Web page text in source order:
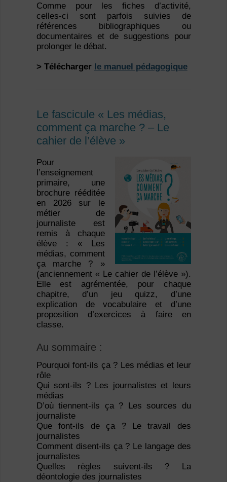
Comme pour les fiches d’activité,
celles-ci sont parfois suivies de
références bibliographiques ou
documentaires et de suggestions pour
prolonger le débat.
> Télécharger le manuel pédagogique
Le fascicule « Les médias,
comment ça marche ? – Le
cahier de l’élève »
Pour
l’enseignement
primaire, une
brochure rééditée
en 2026 sur le
métier de
journaliste est
remis à chaque
élève : « Les
médias, comment
ça marche ? »
(anciennement « Le cahier de l’élève »).
Elle est agrémentée, pour chaque
chapitre, d’un jeu quizz, d’une
explication de vocabulaire et d’une
proposition d’exercices à faire en
classe.
Au sommaire :
Pourquoi font-ils ça ? Les médias et leur
rôle
Qui sont-ils ? Les journalistes et leurs
médias
D’où tiennent-ils ça ? Les sources du
journaliste
Que font-ils de ça ? Le travail des
journalistes
Comment disent-ils ça ? Le langage des
journalistes
Quelles règles suivent-ils ? La
déontologie des journalistes